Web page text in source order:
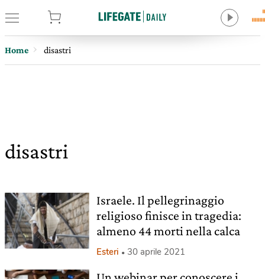
Home disastri
disastri
Israele. Il pellegrinaggio
religioso finisce in tragedia:
almeno 44 morti nella calca
Esteri 30 aprile 2021